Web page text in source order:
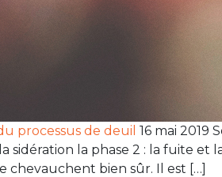
processus de deuil 16 mai 2019
sidération la phase 2 : la fuite
chevauchent bien sûr. Il est […]